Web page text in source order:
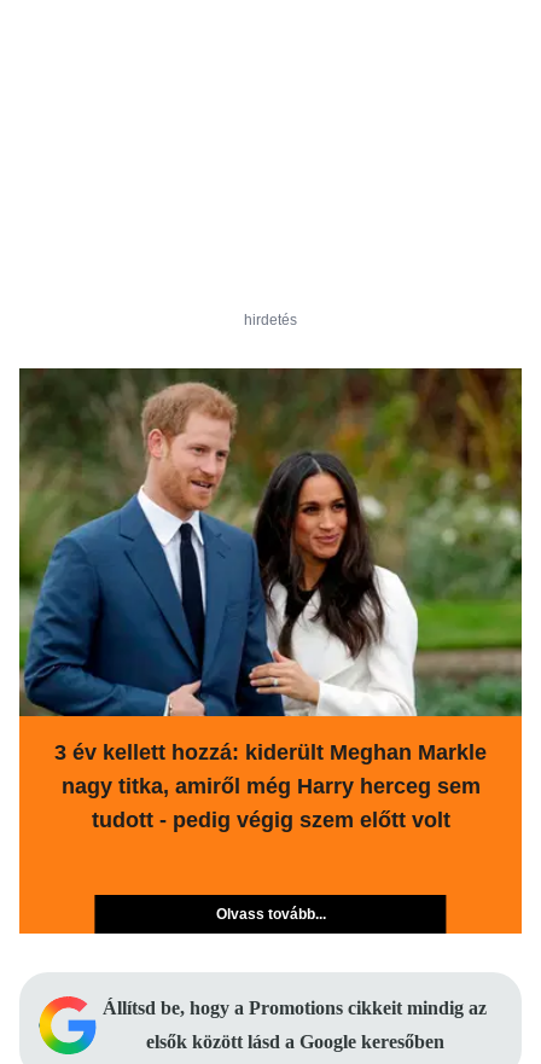
hirdetés
3 év kellett hozzá: kiderült Meghan Markle
nagy titka, amiről még Harry herceg sem
tudott - pedig végig szem előtt volt
Olvass tovább...
Állítsd be, hogy a Promotions cikkeit mindig az
elsők között lásd a Google keresőben